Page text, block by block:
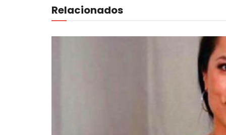
Relacionados